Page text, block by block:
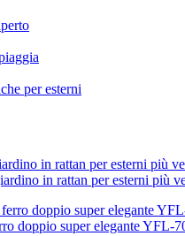
per esterni
in rattan per esterni più
doppio super elegante YFL-